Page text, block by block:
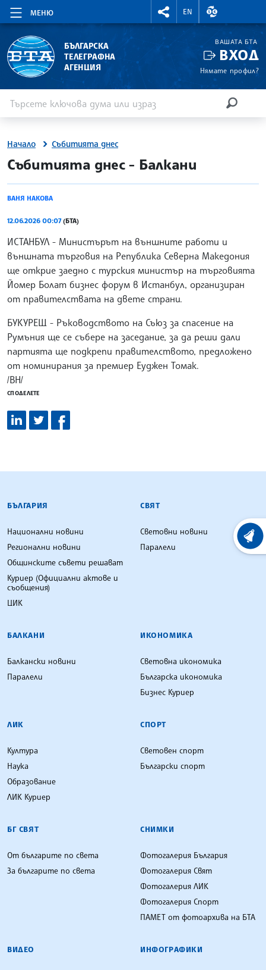
МЕНЮ
RIGHTMENU.SOCIAL
EN
ВАЛУТНИ
БЪЛГАРСКА
ТЕЛЕГРАФНА
АГЕНЦИЯ
ВАШАТА БТА
ВХОД
Нямате профил?
Начало Събитията днес
site.bta
Събитията днес - Балкани
ВАНЯ НАКОВА
12.06.2026 00:07(БТА)
ИСТАНБУЛ - Министърът на външните работи и
външната търговия на Република Северна Македония
ще открие заедно с турския министър на търговията
Йомер Болат бизнес форум в Истанбул, организиран
от правителствата на двете страни.
БУКУРЕЩ - Ръководството на Съюз за спасение на
Румъния ще се събере на заседание, за да реши дали
партията ще подкрепи правителството, предложено
от номинирания за премиер Еуджен Томак.
/ВН/
СПОДЕЛЕТЕ
БЪЛГАРСКА ТЕЛЕГРАФНА АГЕНЦИЯ
БЪЛГАРИЯ
Национални новини
Регионални новини
Общинските съвети решават
Куриер (Официални актове и
съобщения)
ЦИК
СВЯТ
Световни новини
Паралели
БАЛКАНИ
Балкански новини
Паралели
ИКОНОМИКА
Световна икономика
Българска икономика
Бизнес Куриер
ЛИК
Култура
Наука
Образование
ЛИК Куриер
СПОРТ
Световен спорт
Български спорт
БГ СВЯТ
От българите по света
За българите по света
СНИМКИ
Фотогалерия България
Фотогалерия Свят
Фотогалерия ЛИК
Фотогалерия Спорт
ПАМЕТ от фотоархива на БТА
ВИДЕО ИНФОГРАФИКИ